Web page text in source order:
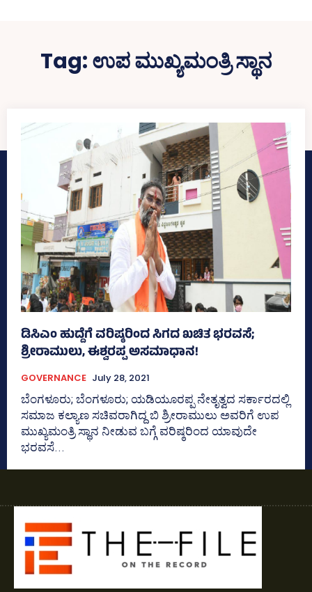
Tag:ಉಪ ಮುಖ್ಯಮಂತ್ರಿ ಸ್ಥಾನ
ಡಿಸಿಎಂ ಹುದ್ದೆಗೆ ವರಿಷ್ಠರಿಂದ ಸಿಗದ ಖಚಿತ ಭರವಸೆ;
ಶ್ರೀರಾಮುಲು, ಈಶ್ವರಪ್ಪ ಅಸಮಾಧಾನ!
GOVERNANCE July 28, 2021
ಬೆಂಗಳೂರು; ಬೆಂಗಳೂರು; ಯಡಿಯೂರಪ್ಪ ನೇತೃತ್ವದ ಸರ್ಕಾರದಲ್ಲಿ
ಸಮಾಜ ಕಲ್ಯಾಣ ಸಚಿವರಾಗಿದ್ದ ಬಿ ಶ್ರೀರಾಮುಲು ಅವರಿಗೆ ಉಪ
ಮುಖ್ಯಮಂತ್ರಿ ಸ್ಥಾನ ನೀಡುವ ಬಗ್ಗೆ ವರಿಷ್ಠರಿಂದ ಯಾವುದೇ
ಭರವಸೆ...